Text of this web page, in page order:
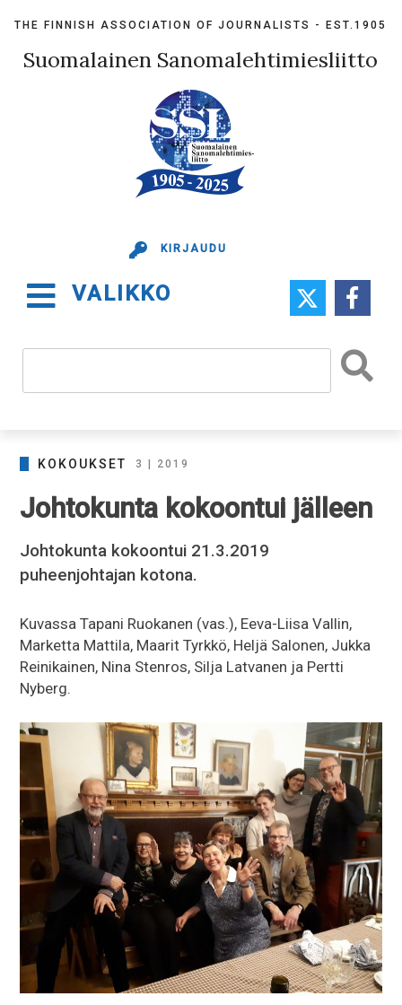
content
THE FINNISH ASSOCIATION OF JOURNALISTS - EST.1905
Suomalainen Sanomalehtimiesliitto
KIRJAUDU
VALIKKO
KOKOUKSET 3 | 2019
Johtokunta kokoontui jälleen
Johtokunta kokoontui 21.3.2019
puheenjohtajan kotona.
Kuvassa Tapani Ruokanen (vas.), Eeva-Liisa Vallin,
Marketta Mattila, Maarit Tyrkkö, Heljä Salonen, Jukka
Reinikainen, Nina Stenros, Silja Latvanen ja Pertti
Nyberg.